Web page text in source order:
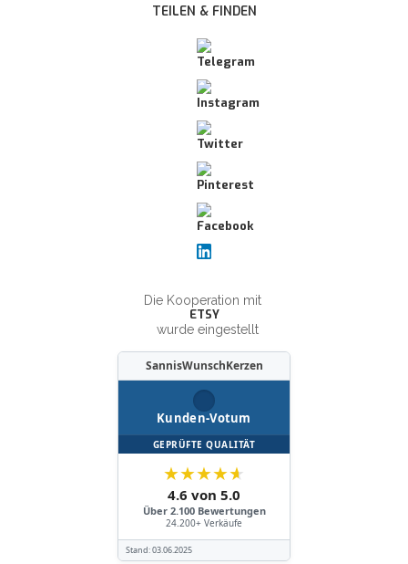
TEILEN & FINDEN
Die Kooperation mit
ETSY
wurde eingestellt
SannisWunschKerzen
Kunden-Votum
GEPRÜFTE QUALITÄT
★★★★★
4.6 von 5.0
Über 2.100 Bewertungen
24.200+ Verkäufe
Stand:03.06.2025